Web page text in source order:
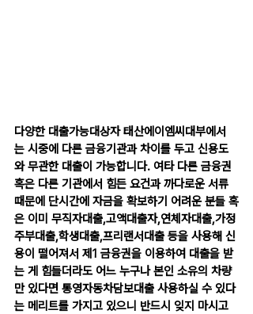
다양한 대출가능대상자 태산에이엠씨대부에서
는 시중에 다른 금융기관과 차이를 두고 신용도
와 무관한 대출이 가능합니다. 여타 다른 금융권
혹은 다른 기관에서 힘든 요건과 까다로운 서류
때문에 단시간에 자금을 확보하기 어려운 분들 혹
은 이미 무직자대출,고액대출자,연체자대출,가정
주부대출,학생대출,프리랜서대출 등을 사용해 신
용이 떨어져서 제1 금융권을 이용하여 대출을 받
는 게 힘들더라도 어느 누구나 본인 소유의 차량
만 있다면 통영자동차담보대출 사용하실 수 있다
는 메리트를 가지고 있으니 반드시 잊지 마시고